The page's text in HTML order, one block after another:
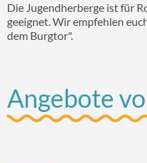
Die Jugendherberge ist für
geeignet. Wir empfehlen
dem Burgtor".
Angebote